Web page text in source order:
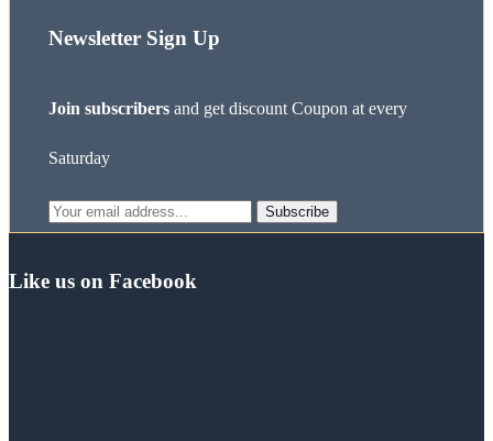
Newsletter Sign Up
Join subscribers and get discount Coupon at every
Saturday
Subscribe
Like us on Facebook